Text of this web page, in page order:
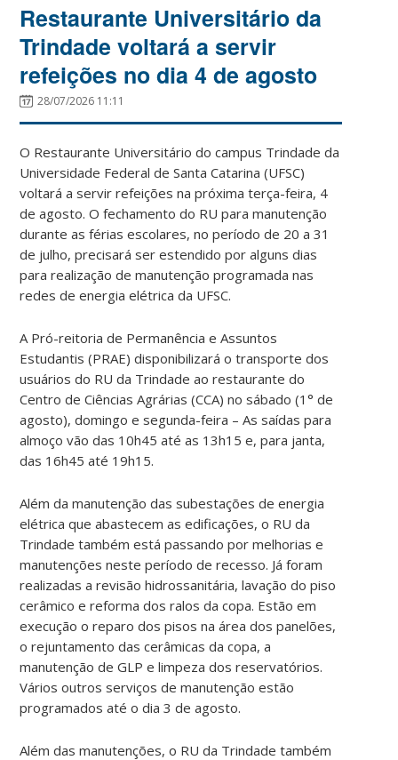
Restaurante Universitário da
Trindade voltará a servir
refeições no dia 4 de agosto
28/07/2026 11:11
O Restaurante Universitário do campus Trindade da
Universidade Federal de Santa Catarina (UFSC)
voltará a servir refeições na próxima terça-feira, 4
de agosto. O fechamento do RU para manutenção
durante as férias escolares, no período de 20 a 31
de julho, precisará ser estendido por alguns dias
para realização de manutenção programada nas
redes de energia elétrica da UFSC.
A Pró-reitoria de Permanência e Assuntos
Estudantis (PRAE) disponibilizará o transporte dos
usuários do RU da Trindade ao restaurante do
Centro de Ciências Agrárias (CCA) no sábado (1° de
agosto), domingo e segunda-feira – As saídas para
almoço vão das 10h45 até as 13h15 e, para janta,
das 16h45 até 19h15.
Além da manutenção das subestações de energia
elétrica que abastecem as edificações, o RU da
Trindade também está passando por melhorias e
manutenções neste período de recesso. Já foram
realizadas a revisão hidrossanitária, lavação do piso
cerâmico e reforma dos ralos da copa. Estão em
execução o reparo dos pisos na área dos panelões,
o rejuntamento das cerâmicas da copa, a
manutenção de GLP e limpeza dos reservatórios.
Vários outros serviços de manutenção estão
programados até o dia 3 de agosto.
Além das manutenções, o RU da Trindade também